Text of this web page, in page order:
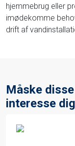
hjemmebrug eller
imødekomme
drift af
Måske
interesse dig